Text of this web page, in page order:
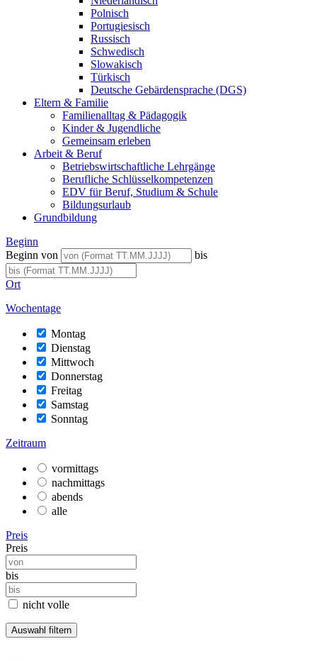
Polnisch
Portugiesisch
Russisch
Schwedisch
Slowakisch
Türkisch
Deutsche Gebärdensprache (DGS)
Eltern & Familie
Familienalltag & Pädagogik
Kinder & Jugendliche
Gemeinsam erleben
Arbeit & Beruf
Betriebswirtschaftliche Lehrgänge
Berufliche Schlüsselkompetenzen
EDV für Beruf, Studium & Schule
Bildungsurlaub
Grundbildung
Beginn
Beginn von
bis
Ort
Wochentage
Montag
Dienstag
Mittwoch
Donnerstag
Freitag
Samstag
Sonntag
Zeitraum
vormittags
nachmittags
abends
alle
Preis
Preis
bis
nicht volle